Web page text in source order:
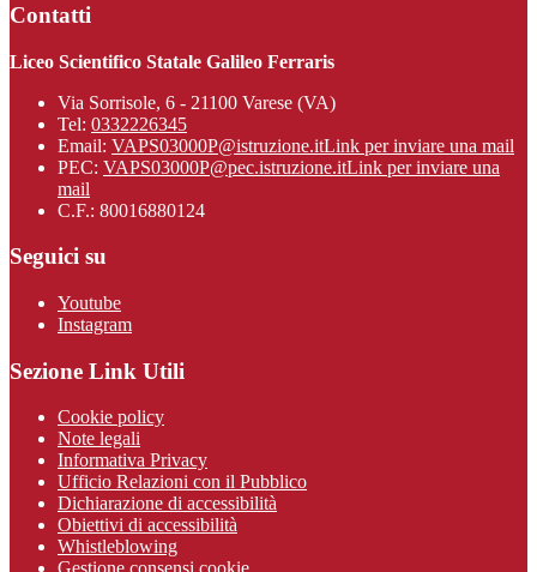
Contatti
Liceo Scientifico Statale Galileo Ferraris
Via Sorrisole, 6 - 21100 Varese (VA)
Tel: 0332226345
Email: VAPS03000P@istruzione.itLink per inviare una mail
PEC: VAPS03000P@pec.istruzione.itLink per inviare una
mail
C.F.: 80016880124
Seguici su
Youtube
Instagram
Sezione Link Utili
Cookie policy
Note legali
Informativa Privacy
Ufficio Relazioni con il Pubblico
Dichiarazione di accessibilità
Obiettivi di accessibilità
Whistleblowing